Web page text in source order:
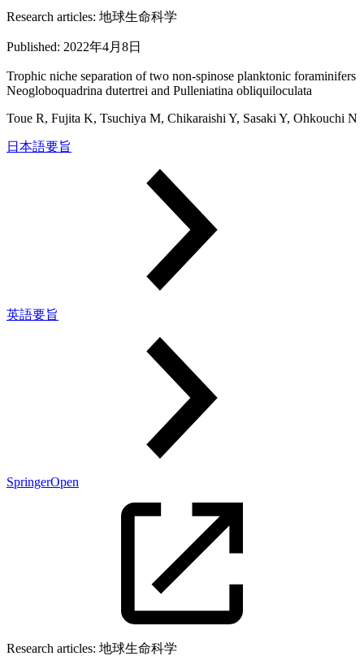
Research articles: 地球生命科学
Published: 2022年4月8日
Trophic niche separation of two non-spinose planktonic foraminifers
Neogloboquadrina dutertrei and Pulleniatina obliquiloculata
Toue R, Fujita K, Tsuchiya M, Chikaraishi Y, Sasaki Y, Ohkouchi N
日本語要旨
英語要旨
SpringerOpen
Research articles: 地球生命科学